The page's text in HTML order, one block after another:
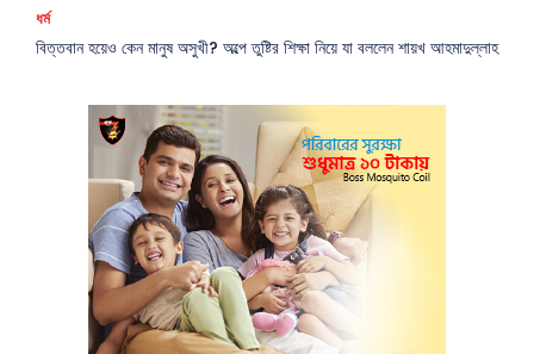
ধর্ম
বিত্তবান হয়েও কেন মানুষ অসুখী? অল্পে তুষ্টির শিক্ষা নিয়ে যা বললেন শায়খ আহমাদুল্লাহ